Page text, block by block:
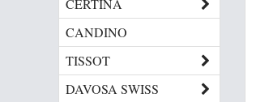
CERTINA
CANDINO
TISSOT
DAVOSA SWISS